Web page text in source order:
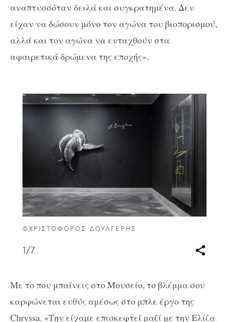
αναπτυσσόταν δειλά και συγκρατημένα. Δεν
είχαν να δώσουν μόνο τον αγώνα του βιοπορισμού,
αλλά και τον αγώνα να ενταχθούν στα
αφαιρετικά δρώμενα της εποχής».
©ΧΡΙΣΤΌΦΟΡΟΣ ΔΟΥΛΓΈΡΗΣ
1/7
Με το που μπαίνεις στο Μουσείο, το βλέμμα σου
καρφώνεται ευθύς αμέσως στο μπλε έργο της
Chryssa. «Την είχαμε επισκεφτεί μαζί με την Ελίζα